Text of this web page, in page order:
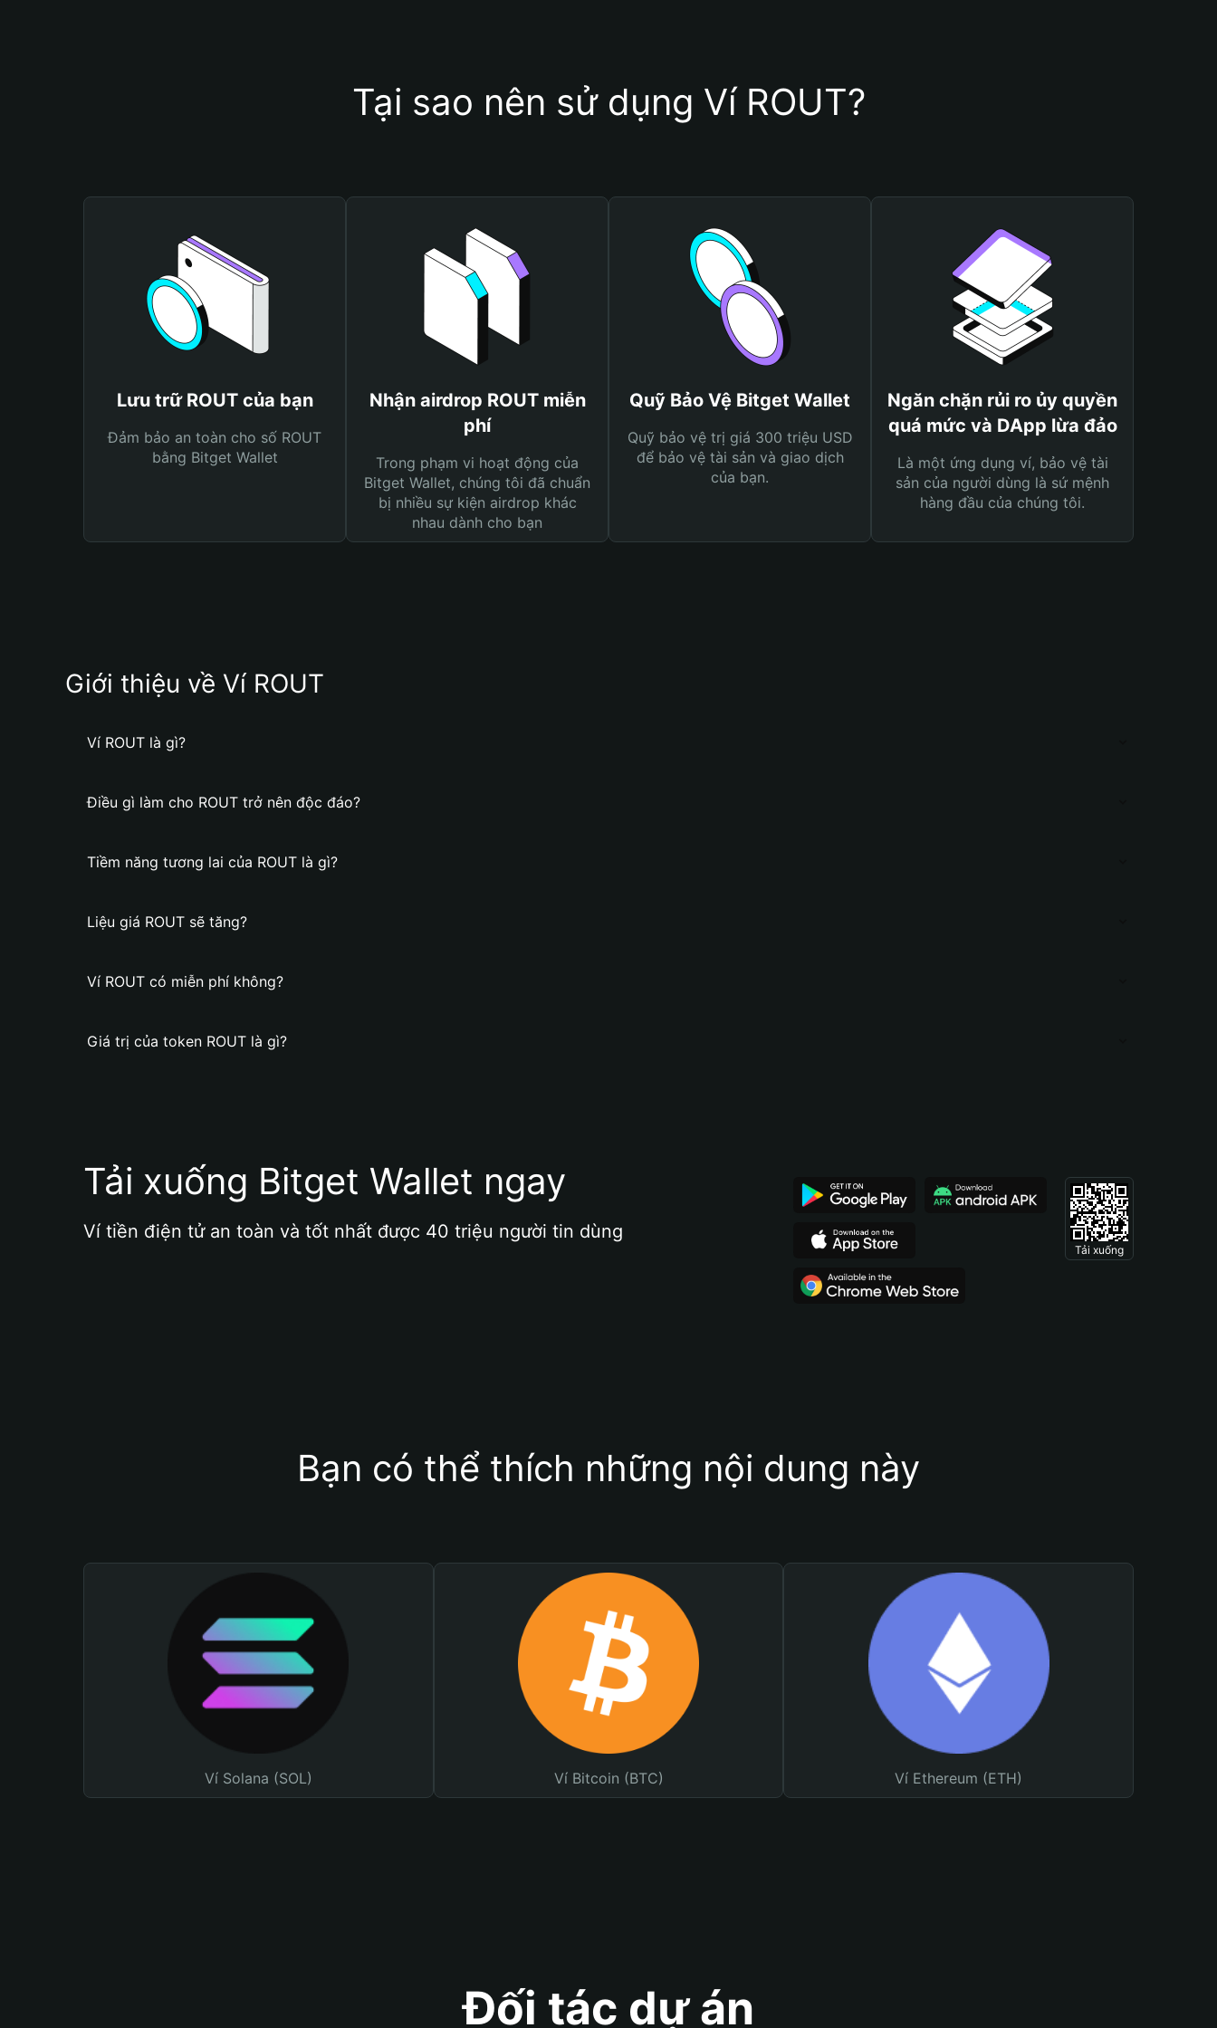
Tại sao nên sử dụng Ví ROUT?
Lưu trữ ROUT của bạn
Đảm bảo an toàn cho số ROUT
bằng Bitget Wallet
Nhận airdrop ROUT miễn
phí
Trong phạm vi hoạt động của
Bitget Wallet, chúng tôi đã chuẩn
bị nhiều sự kiện airdrop khác
nhau dành cho bạn
Quỹ Bảo Vệ Bitget Wallet
Quỹ bảo vệ trị giá 300 triệu USD
để bảo vệ tài sản và giao dịch
của bạn.
Ngăn chặn rủi ro ủy quyền
quá mức và DApp lừa đảo
Là một ứng dụng ví, bảo vệ tài
sản của người dùng là sứ mệnh
hàng đầu của chúng tôi.
Giới thiệu về Ví ROUT
Ví ROUT là gì?
Điều gì làm cho ROUT trở nên độc đáo?
Tiềm năng tương lai của ROUT là gì?
Liệu giá ROUT sẽ tăng?
Ví ROUT có miễn phí không?
Giá trị của token ROUT là gì?
Tải xuống Bitget Wallet ngay
Ví tiền điện tử an toàn và tốt nhất được 40 triệu người tin dùng
Tải xuống
Bạn có thể thích những nội dung này
Ví Solana (SOL) Ví Bitcoin (BTC) Ví Ethereum (ETH)
Đối tác dự án